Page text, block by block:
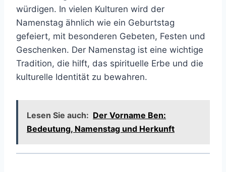
würdigen. In vielen Kulturen wird der
Namenstag ähnlich wie ein Geburtstag
gefeiert, mit besonderen Gebeten, Festen und
Geschenken. Der Namenstag ist eine wichtige
Tradition, die hilft, das spirituelle Erbe und die
kulturelle Identität zu bewahren.
Lesen Sie auch: Der Vorname Ben:
Bedeutung, Namenstag und Herkunft